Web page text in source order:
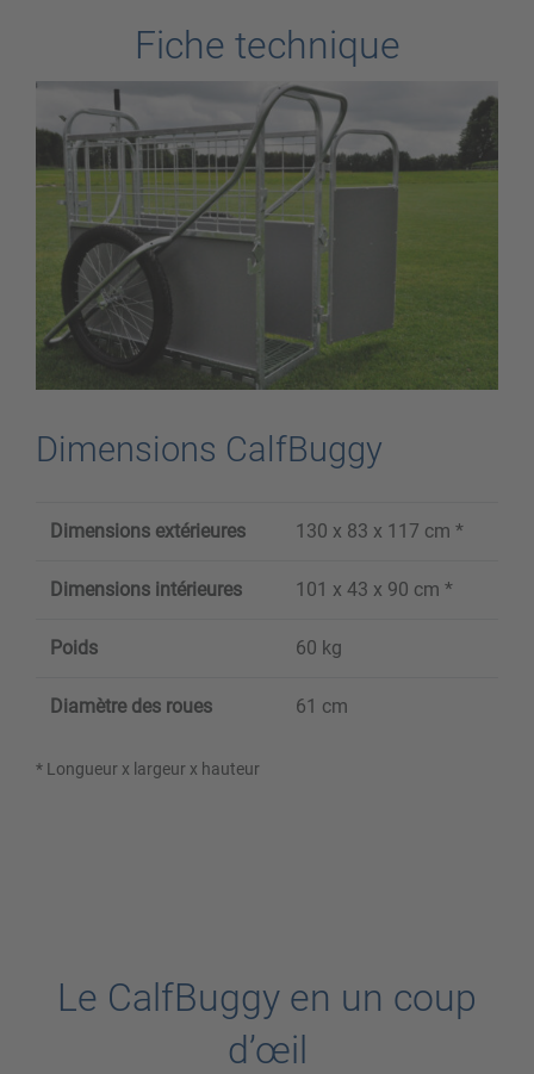
Fiche technique
Dimensions CalfBuggy
Dimensions extérieures 130 x 83 x 117 cm *
Dimensions intérieures 101 x 43 x 90 cm *
Poids 60 kg
Diamètre des roues 61 cm
* Longueur x largeur x hauteur
Le CalfBuggy en un coup
d’œil